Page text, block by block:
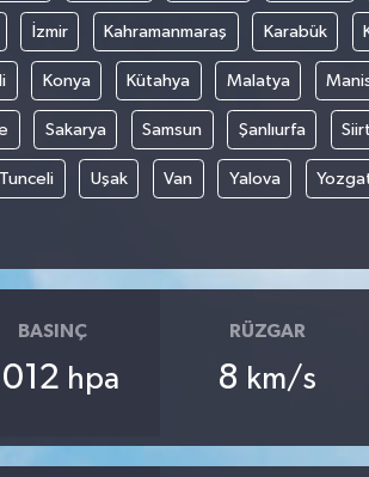
İzmir Kahramanmaraş Karabük
Konya Kütahya Malatya
Sakarya Samsun Şanlıurfa Siirt
Tunceli Uşak Van Yalova
BASINÇ
hpa
RÜZGAR
8 km/s